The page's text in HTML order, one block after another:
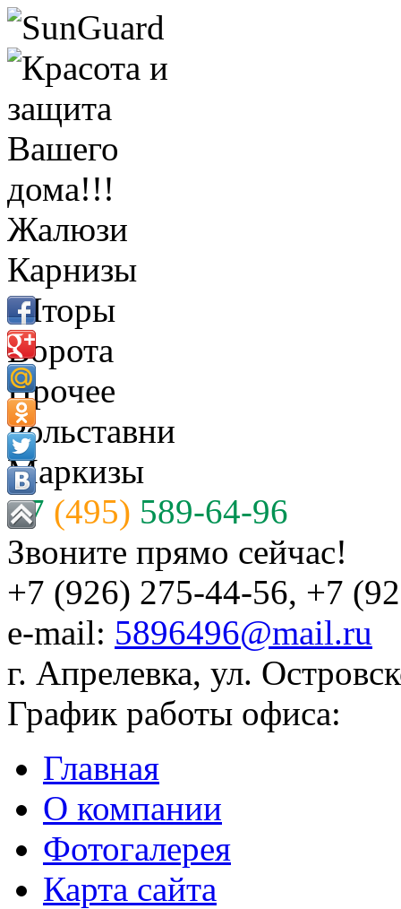
Жалюзи
Карнизы
Шторы
Ворота
Прочее
Рольставни
Маркизы
+7 (495) 589-64-96
Звоните прямо сейчас!
+7 (926) 275-44-56, +7
e-mail: 5896496@mail.ru
г. Апрелевка, ул.
График работы офиса:
Главная
О компании
Фотогалерея
Карта сайта